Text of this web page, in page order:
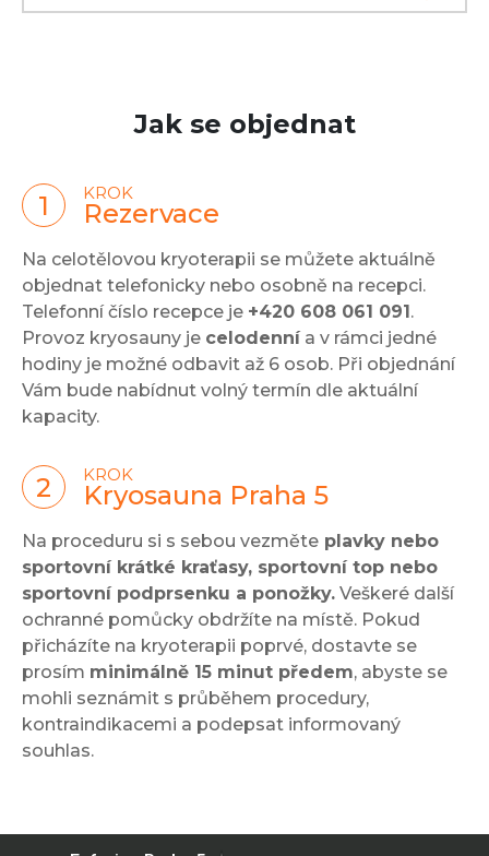
Jak se objednat
KROK
Rezervace
Na celotělovou kryoterapii se můžete aktuálně
objednat telefonicky nebo osobně na recepci.
Telefonní číslo recepce je +420 608 061 091.
Provoz kryosauny je celodennía v rámci jedné
hodiny je možné odbavit až 6 osob. Při objednání
Vám bude nabídnut volný termín dle aktuální
kapacity.
KROK
Kryosauna Praha 5
Na proceduru si s sebou vezměte plavky nebo
sportovní krátké kraťasy, sportovní top nebo
sportovní podprsenku a ponožky. Veškeré další
ochranné pomůcky obdržíte na místě. Pokud
přicházíte na kryoterapii poprvé, dostavte se
prosím minimálně 15 minut předem, abyste se
mohli seznámit s průběhem procedury,
kontraindikacemi a podepsat informovaný
souhlas.